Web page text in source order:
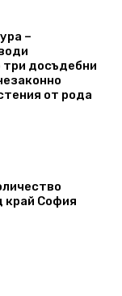
–
три досъдебни
от рода
край София